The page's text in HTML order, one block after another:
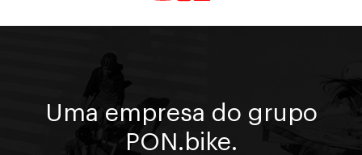
Uma empresa do grupo
PON.bike.